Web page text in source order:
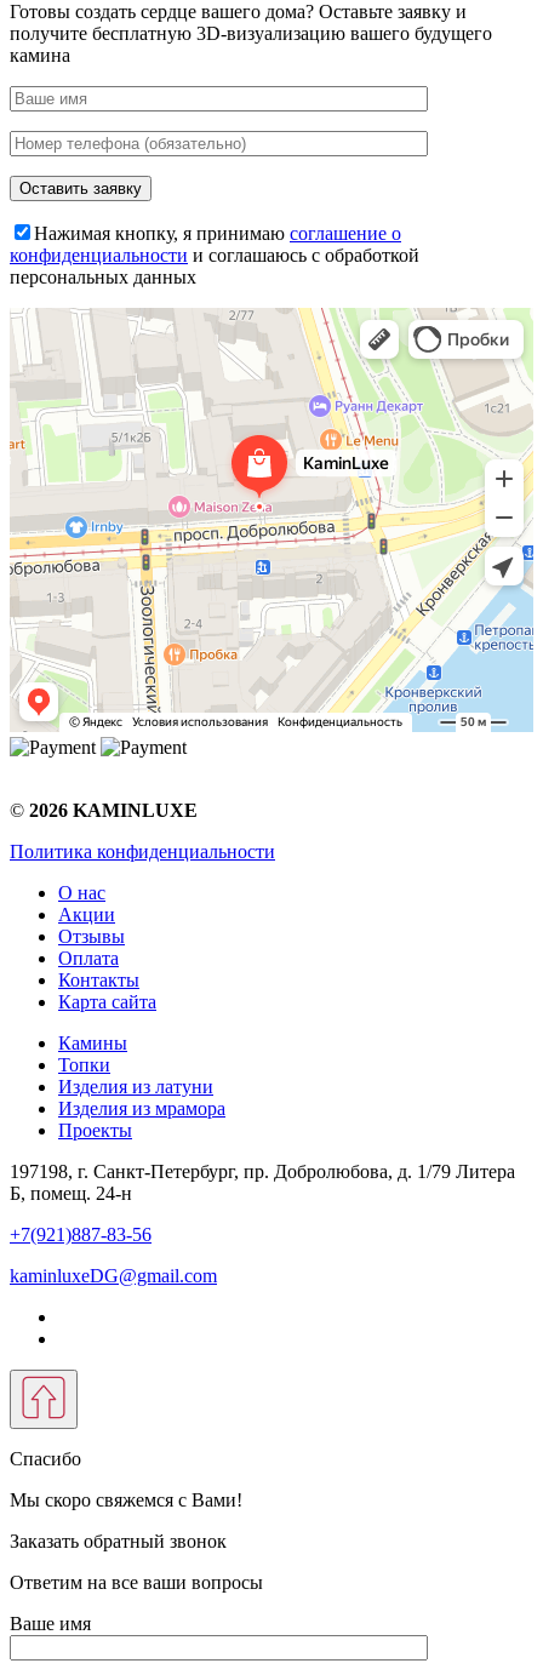
Готовы создать сердце вашего дома? Оставьте заявку и
получите бесплатную 3D-визуализацию вашего будущего
камина
Нажимая кнопку, я принимаю соглашение о
конфиденциальности и соглашаюсь с обработкой
персональных данных
© 2026 KAMINLUXE
Политика конфиденциальности
О нас
Акции
Отзывы
Оплата
Контакты
Карта сайта
Камины
Топки
Изделия из латуни
Изделия из мрамора
Проекты
197198, г. Санкт-Петербург, пр. Добролюбова, д. 1/79 Литера
Б, помещ. 24-н
+7(921)887-83-56
kaminluxeDG@gmail.com
Спасибо
Мы скоро свяжемся с Вами!
Заказать обратный звонок
Ответим на все ваши вопросы
Ваше имя